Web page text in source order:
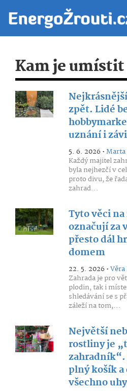
Kam je umístit
zpět. Lidé
uznání i
5. 6. 2026 •
Každý majitel
byla nejhezčí v
proto divu, že
zahrad...
Tyto věci
označují za
přesto dál
domem
22. 5. 2026 •
Zahrada je pro
plodin, tak i
shledávání se s
záleží na tom,...
Největší
rostliny je
plný košík
všechno